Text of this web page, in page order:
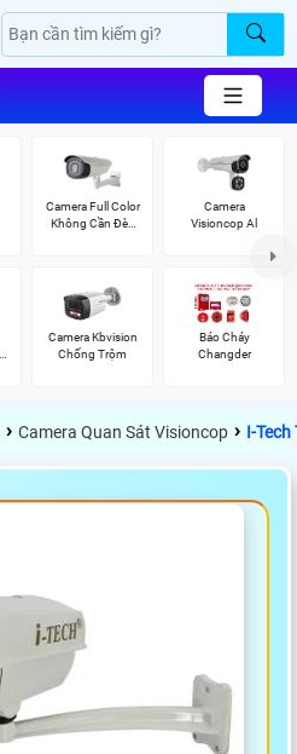
Camera Full Color
Không Cần Đèn
Camera
Visioncop Al
Camera Kbvision
Chống Trộm
Báo Cháy
Changder
› Camera Quan Sát Visioncop › I-Tech